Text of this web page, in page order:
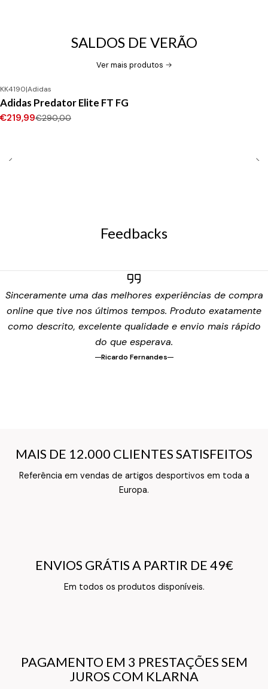
SALDOS DE VERÃO
Ver mais produtos
-24%DESCONTO
Novo
KK4190|Adidas
Adidas Predator Elite FT FG
€219,99€290,00
Feedbacks
Sinceramente uma das melhores experiências de compra
online que tive nos últimos tempos. Produto exatamente
como descrito, excelente qualidade e envio mais rápido
do que esperava.
Ricardo Fernandes
MAIS DE 12.000 CLIENTES SATISFEITOS
Referência em vendas de artigos desportivos em toda a
Europa.
MAIS DE 12.000 CLIENTES SATISFEITOS
Texto do Verso do Cartão de Informação
ENVIOS GRÁTIS A PARTIR DE 49€
Em todos os produtos disponíveis.
ENVIOS GRÁTIS A PARTIR DE 49€
Texto do Verso do Cartão de Informação
PAGAMENTO EM 3 PRESTAÇÕES SEM
JUROS COM KLARNA
PAGAMENTO EM 3 PRESTAÇÕES SEM
JUROS COM KLARNA